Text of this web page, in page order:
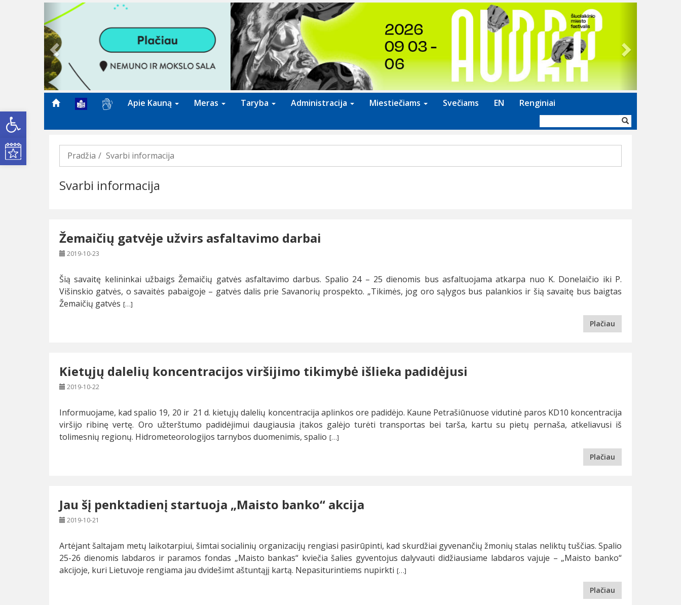
Open toolbar
Kultūros renginiai
Previous
Apie Kauną Meras Taryba Administracija Miestiečiams Svečiams EN Renginiai
forma
Pradžia Svarbi informacija
Svarbi informacija
Žemaičių gatvėje užvirs asfaltavimo darbai
2019-10-23
Šią savaitę kelininkai užbaigs Žemaičių gatvės asfaltavimo darbus. Spalio 24 – 25 dienomis bus asfaltuojama atkarpa nuo K. Donelaičio iki P.
Višinskio gatvės, o savaitės pabaigoje – gatvės dalis prie Savanorių prospekto. „Tikimės, jog oro sąlygos bus palankios ir šią savaitę bus baigtas
Žemaičių gatvės […]
Plačiau
Kietųjų dalelių koncentracijos viršijimo tikimybė išlieka padidėjusi
2019-10-22
Informuojame, kad spalio 19, 20 ir 21 d. kietųjų dalelių koncentracija aplinkos ore padidėjo. Kaune Petrašiūnuose vidutinė paros KD10 koncentracija
viršijo ribinę vertę. Oro užterštumo padidėjimui daugiausia įtakos galėjo turėti transportas bei tarša, kartu su pietų pernaša, atkeliavusi iš
tolimesnių regionų. Hidrometeorologijos tarnybos duomenimis, spalio […]
Plačiau
Jau šį penktadienį startuoja „Maisto banko“ akcija
2019-10-21
Artėjant šaltajam metų laikotarpiui, šimtai socialinių organizacijų rengiasi pasirūpinti, kad skurdžiai gyvenančių žmonių stalas neliktų tuščias. Spalio
25-26 dienomis labdaros ir paramos fondas „Maisto bankas“ kviečia šalies gyventojus dalyvauti didžiausiame labdaros vajuje – „Maisto banko“
akcijoje, kuri Lietuvoje rengiama jau dvidešimt aštuntąjį kartą. Nepasiturintiems nupirkti […]
Plačiau